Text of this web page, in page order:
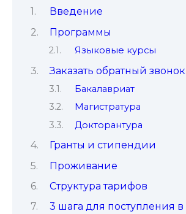
Введение
Программы
Языковые курсы
Заказать обратный звонок
Бакалавриат
Магистратура
Докторантура
Гранты и стипендии
Проживание
Структура тарифов
3 шага для поступления в